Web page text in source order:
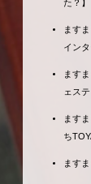
た？】
ます
イン
ます
ェステ
ます
ち
ます